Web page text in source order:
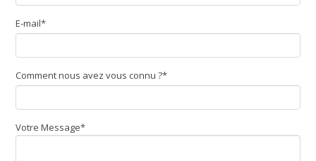
E-mail*
Comment nous avez vous connu ?*
Votre Message*